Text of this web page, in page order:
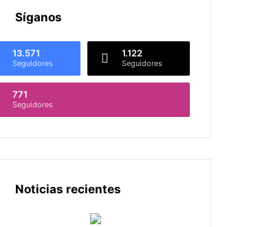
Síganos
13.571
Seguidores
1.122
Seguidores
771
Seguidores
Noticias recientes